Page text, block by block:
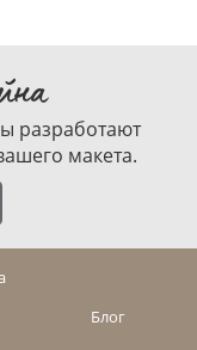
разработают
макета.
Блог